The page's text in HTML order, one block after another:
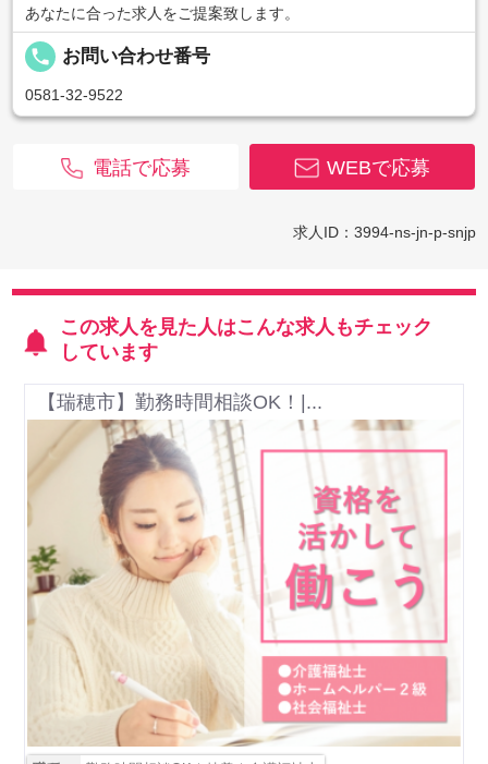
あなたに合った求人をご提案致します。
local_phone お問い合わせ番号
0581-32-9522
WEBで応募
電話で応募
求人ID：3994-ns-jn-p-snjp
この求人を見た人はこんな求人もチェック
しています
【瑞穂市】勤務時間相談OK！|...